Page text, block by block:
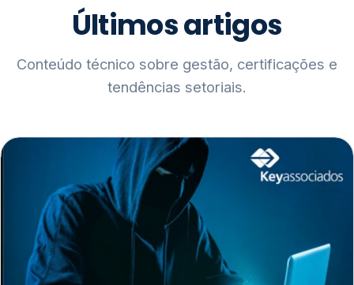
Últimos artigos
Conteúdo técnico sobre gestão, certificações e
tendências setoriais.